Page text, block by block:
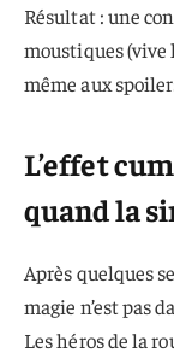
Résultat : une
moustiques (vive
même aux
L’effet
quand la
Après quelques
magie n’est pas
Les héros de la